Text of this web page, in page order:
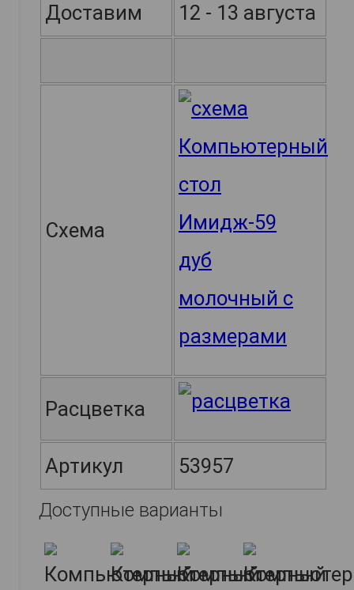
Доставим 12 - 13 августа
Схема
Расцветка
Артикул 53957
Доступные варианты